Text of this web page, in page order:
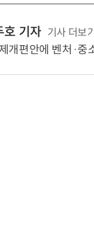
호 기자 기사 더보기
개편안에 벤처·중